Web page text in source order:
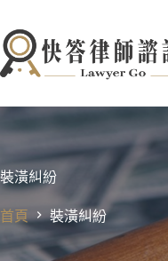
至
主
要
裝潢糾紛
首頁 裝潢糾紛